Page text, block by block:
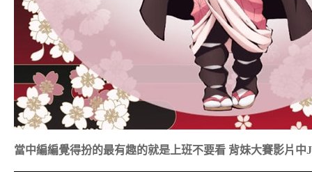
當中編編覺得扮的最有趣的就是上班不要看 背妹大賽影片中